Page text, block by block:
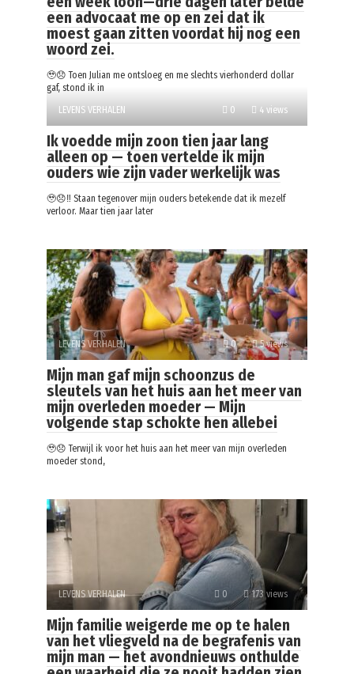
een advocaat me op en zei dat ik
moest gaan zitten voordat hij nog een
woord zei.
🥹😞 Toen Julian me ontsloeg en me slechts vierhonderd dollar
gaf, stond ik in
LEVENS VERHALEN
0 4 views
Ik voedde mijn zoon tien jaar lang
alleen op — toen vertelde ik mijn
ouders wie zijn vader werkelijk was
🥹😞‼️ Staan tegenover mijn ouders betekende dat ik mezelf
verloor. Maar tien jaar later
LEVENS VERHALEN 0 5 views
Mijn man gaf mijn schoonzus de
sleutels van het huis aan het meer van
mijn overleden moeder — Mijn
volgende stap schokte hen allebei
🥹😞 Terwijl ik voor het huis aan het meer van mijn overleden
moeder stond,
LEVENS VERHALEN 0 173 views
Mijn familie weigerde me op te halen
van het vliegveld na de begrafenis van
mijn man — het avondnieuws onthulde